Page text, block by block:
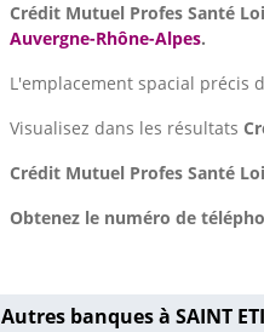
Crédit Mutuel Profes Santé
Auvergne-Rhône-Alpes.
L'emplacement spacial précis
Visualisez dans les résultats
Crédit Mutuel Profes Santé
Obtenez le numéro de
Autres banques à SAINT